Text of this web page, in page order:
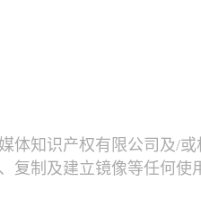
体知识产权有限公司及/
复制及建立镜像等任何使